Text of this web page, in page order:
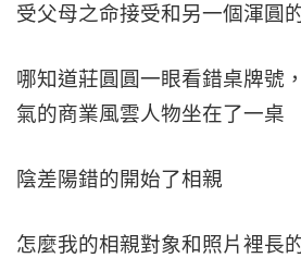
受父母之命接受和另一個渾圓
哪知道莊圓圓一眼看錯桌牌號
氣的商業風雲人物坐在了一桌
陰差陽錯的開始了相親
怎麼我的相親對象和照片裡長